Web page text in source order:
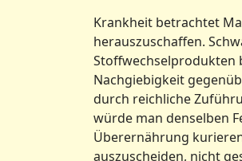
Krankheit betrachtet
herauszuschaffen.
Stoffwechselprodukten
Nachgiebigkeit
durch reichliche
würde man denselben
Überernährung
auszuscheiden, nicht